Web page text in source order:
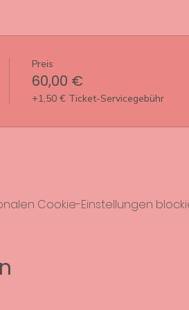
Preis
60,00 €
+1,50 € Ticket-Servicegebühr
Cookie-Einstellungen